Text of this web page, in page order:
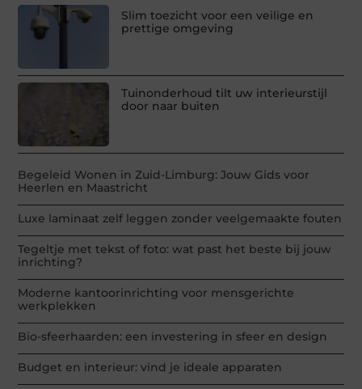
Slim toezicht voor een veilige en
prettige omgeving
Tuinonderhoud tilt uw interieurstijl
door naar buiten
Begeleid Wonen in Zuid-Limburg: Jouw Gids voor
Heerlen en Maastricht
Luxe laminaat zelf leggen zonder veelgemaakte fouten
Tegeltje met tekst of foto: wat past het beste bij jouw
inrichting?
Moderne kantoorinrichting voor mensgerichte
werkplekken
Bio-sfeerhaarden: een investering in sfeer en design
Budget en interieur: vind je ideale apparaten